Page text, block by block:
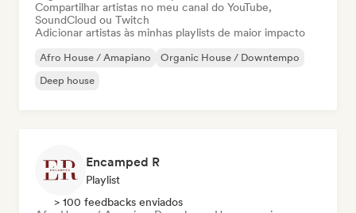
Compartilhar artistas no meu canal do YouTube,
SoundCloud ou Twitch
Adicionar artistas às minhas playlists de maior impacto
Afro House / Amapiano
Organic House / Downtempo
Deep house
Encamped R
Playlist
> 100 feedbacks enviados